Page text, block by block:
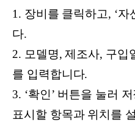
1. 장비를 클릭하고, ‘자
다.
2. 모델명, 제조사, 구입
를 입력합니다.
3. ‘확인’ 버튼을 눌러
표시할 항목과 위치를